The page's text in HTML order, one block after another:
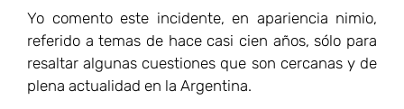
Yo comento este incidente, en apariencia nimio,
referido a temas de hace casi cien años, sólo para
resaltar algunas cuestiones que son cercanas y de
plena actualidad en la Argentina.